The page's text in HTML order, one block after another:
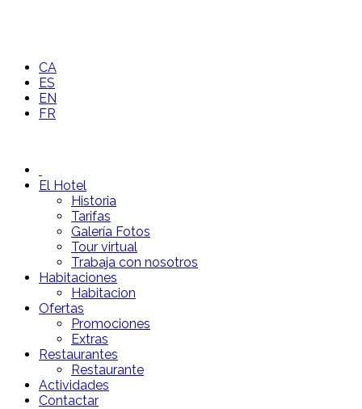
CA
ES
EN
FR
El Hotel
Historia
Tarifas
Galería Fotos
Tour virtual
Trabaja con nosotros
Habitaciones
Habitacion
Ofertas
Promociones
Extras
Restaurantes
Restaurante
Actividades
Contactar